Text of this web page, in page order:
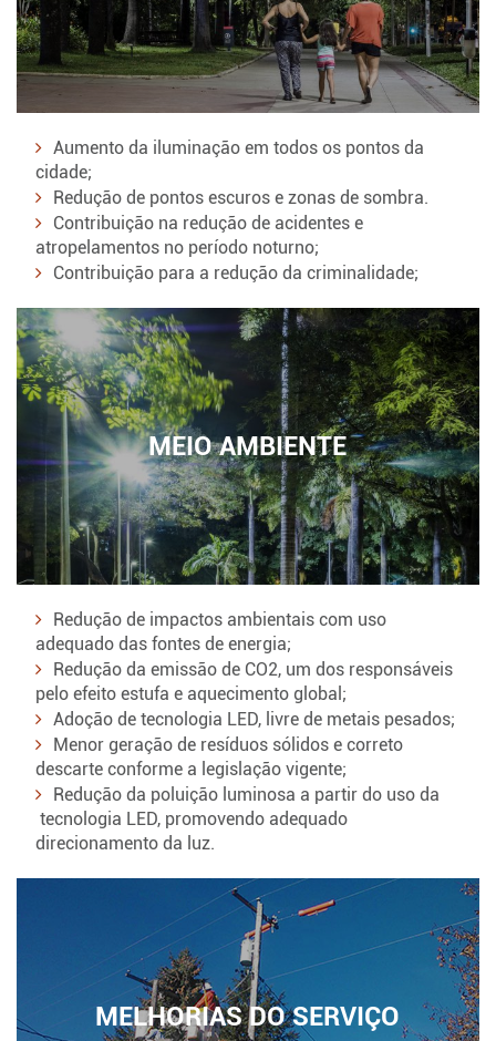
Aumento da iluminação em todos os pontos da
cidade;
Redução de pontos escuros e zonas de sombra.
Contribuição na redução de acidentes e
atropelamentos no período noturno;
Contribuição para a redução da criminalidade;
MEIO AMBIENTE
Redução de impactos ambientais com uso
adequado das fontes de energia;
Redução da emissão de CO2, um dos responsáveis
pelo efeito estufa e aquecimento global;
Adoção de tecnologia LED, livre de metais pesados;
Menor geração de resíduos sólidos e correto
descarte conforme a legislação vigente;
Redução da poluição luminosa a partir do uso da
tecnologia LED, promovendo adequado
direcionamento da luz.
MELHORIAS DO SERVIÇO